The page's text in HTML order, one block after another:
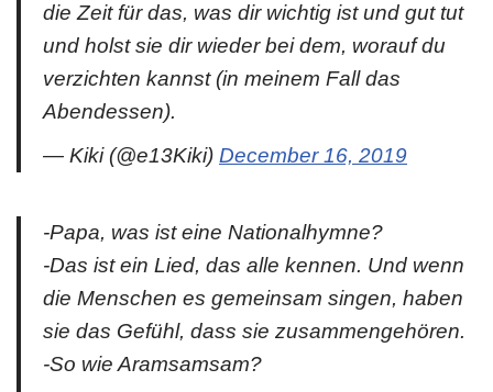
die Zeit für das, was dir wichtig ist und gut tut
und holst sie dir wieder bei dem, worauf du
verzichten kannst (in meinem Fall das
Abendessen).
— Kiki (@e13Kiki) December 16, 2019
-Papa, was ist eine Nationalhymne?
-Das ist ein Lied, das alle kennen. Und wenn
die Menschen es gemeinsam singen, haben
sie das Gefühl, dass sie zusammengehören.
-So wie Aramsamsam?